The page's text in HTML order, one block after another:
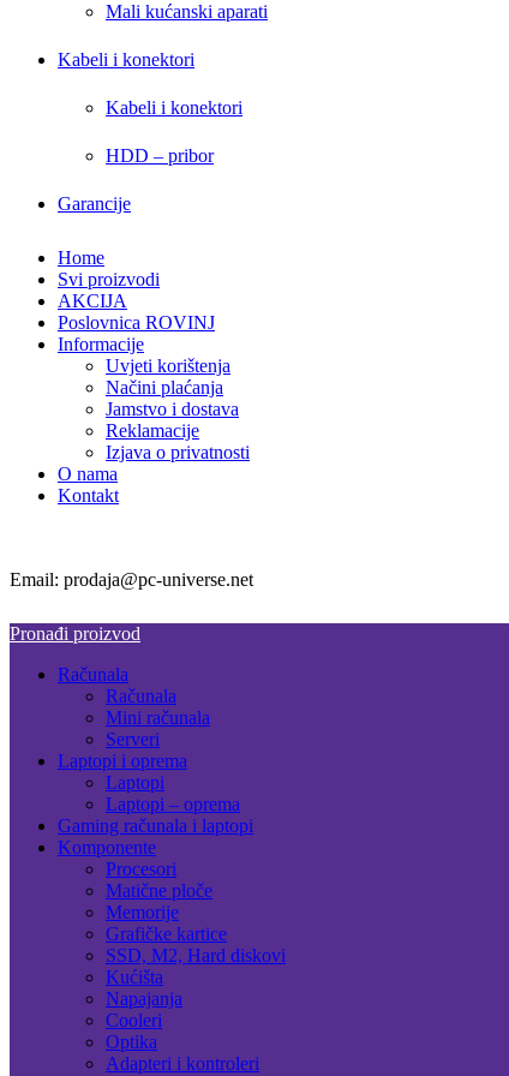
Mali kućanski aparati
Kabeli i konektori
Kabeli i konektori
HDD – pribor
Garancije
Home
Svi proizvodi
AKCIJA
Poslovnica ROVINJ
Informacije
Uvjeti korištenja
Načini plaćanja
Jamstvo i dostava
Reklamacije
Izjava o privatnosti
O nama
Kontakt
Email: prodaja@pc-universe.net
Pronađi proizvod
Računala
Računala
Mini računala
Serveri
Laptopi i oprema
Laptopi
Laptopi – oprema
Gaming računala i laptopi
Komponente
Procesori
Matične ploče
Memorije
Grafičke kartice
SSD, M2, Hard diskovi
Kućišta
Napajanja
Cooleri
Optika
Adapteri i kontroleri